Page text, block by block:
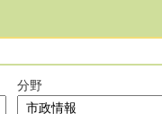
分野